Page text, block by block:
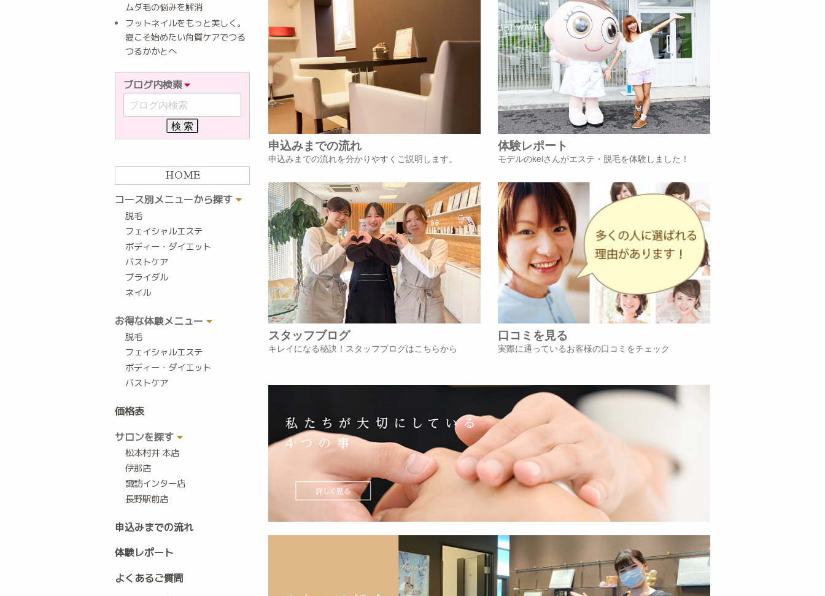
ムダ毛の悩みを解消
フットネイルをもっと美しく。
夏こそ始めたい角質ケアでつる
つるかかとへ
ブログ内検索
HOME
コース別メニューから探す
脱毛
フェイシャルエステ
ボディー・ダイエット
バストケア
ブライダル
ネイル
お得な体験メニュー
脱毛
フェイシャルエステ
ボディー・ダイエット
バストケア
価格表
サロンを探す
松本村井 本店
伊那店
諏訪インター店
長野駅前店
申込みまでの流れ
体験レポート
よくあるご質問
申込みまでの流れ
申込みまでの流れを分かりやすくご説明します。
体験レポート
モデルのkeiさんがエステ・脱毛を体験しました！
スタッフブログ
キレイになる秘訣！スタッフブログはこちらから
口コミを見る
実際に通っているお客様の口コミをチェック